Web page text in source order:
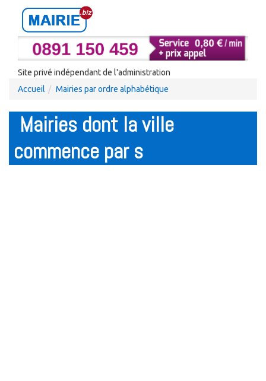
Site privé indépendant de l'administration
Accueil
Mairies par ordre alphabétique
Mairies dont la ville
commence par s